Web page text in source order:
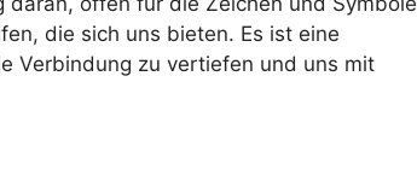
die sich uns bieten. Es ist eine
Verbindung zu vertiefen und uns mit